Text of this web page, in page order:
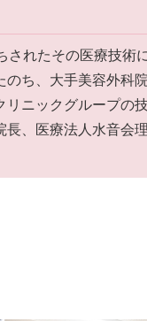
されたその医療技術
のち、大手美容外科
ニックグループの
、医療法人水音会理